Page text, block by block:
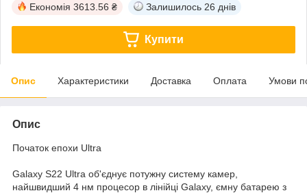
Економія 3613.56 ₴ Залишилось 26 днів
Купити
Опис Характеристики Доставка Оплата Умови
Опис
Початок епохи Ultra
Galaxy S22 Ultra об'єднує потужну систему камер,
найшвидший 4 нм процесор в лінійці Galaxy, ємну батарею з